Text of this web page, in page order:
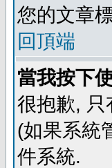
您的文章
回頂端
當我按下
很抱歉, 只
(如果系統
件系統.